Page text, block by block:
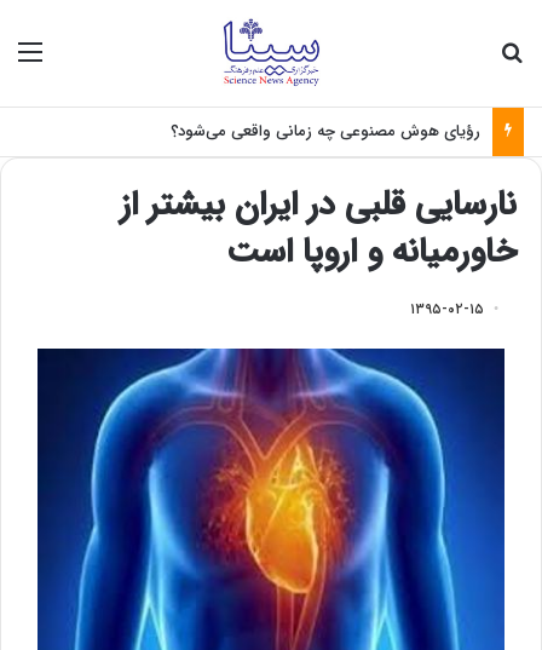
رؤیای هوش مصنوعی چه زمانی واقعی می‌شود؟
نارسایی قلبی در ایران بیشتر از
خاورمیانه و اروپا است
۱۳۹۵-۰۲-۱۵